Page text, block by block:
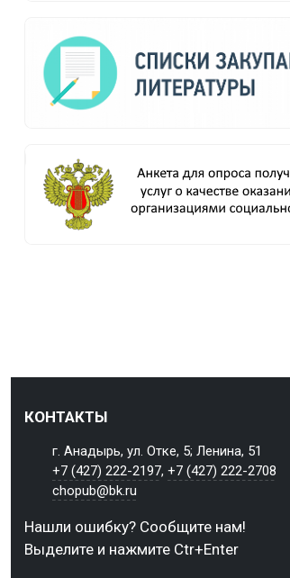
КОНТАКТЫ
г. Анадырь, ул. Отке, 5; Ленина, 51
+7 (427) 222-2197,+7 (427) 222-2708
chopub@bk.ru
Нашли ошибку? Сообщите нам!
Выделите и нажмите Ctr+Enter